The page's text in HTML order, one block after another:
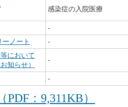
感染症の入院医療
-
ノート
-
において
知らせ）
-
-
：9,311KB）